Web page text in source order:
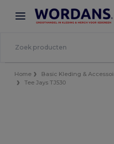
× Wordans-app
Betere prijzen in de app!
Home Basic Kleding &
Tee Jays TJ530